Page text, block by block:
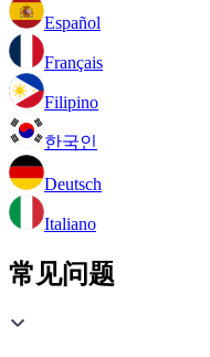
Español
Français
Filipino
한국인
Deutsch
Italiano
常见问题